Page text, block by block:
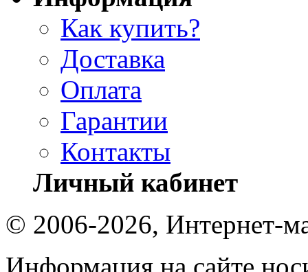
Как купить?
Доставка
Оплата
Гарантии
Контакты
Личный кабинет
© 2006-2026, Интернет-
Информация на сайте